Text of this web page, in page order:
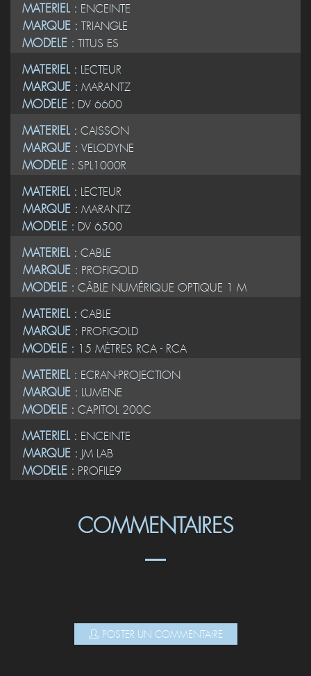
MATERIEL : ENCEINTE
MARQUE : TRIANGLE
MODELE : TITUS ES
MATERIEL : LECTEUR
MARQUE : MARANTZ
MODELE : DV 6600
MATERIEL : CAISSON
MARQUE : VELODYNE
MODELE : SPL1000R
MATERIEL : LECTEUR
MARQUE : MARANTZ
MODELE : DV 6500
MATERIEL : CABLE
MARQUE : PROFIGOLD
MODELE : CÂBLE NUMÉRIQUE OPTIQUE 1 M
MATERIEL : CABLE
MARQUE : PROFIGOLD
MODELE : 15 MÈTRES RCA - RCA
MATERIEL : ECRAN-PROJECTION
MARQUE : LUMENE
MODELE : CAPITOL 200C
MATERIEL : ENCEINTE
MARQUE : JM LAB
MODELE : PROFILE9
COMMENTAIRES
POSTER UN COMMENTAIRE